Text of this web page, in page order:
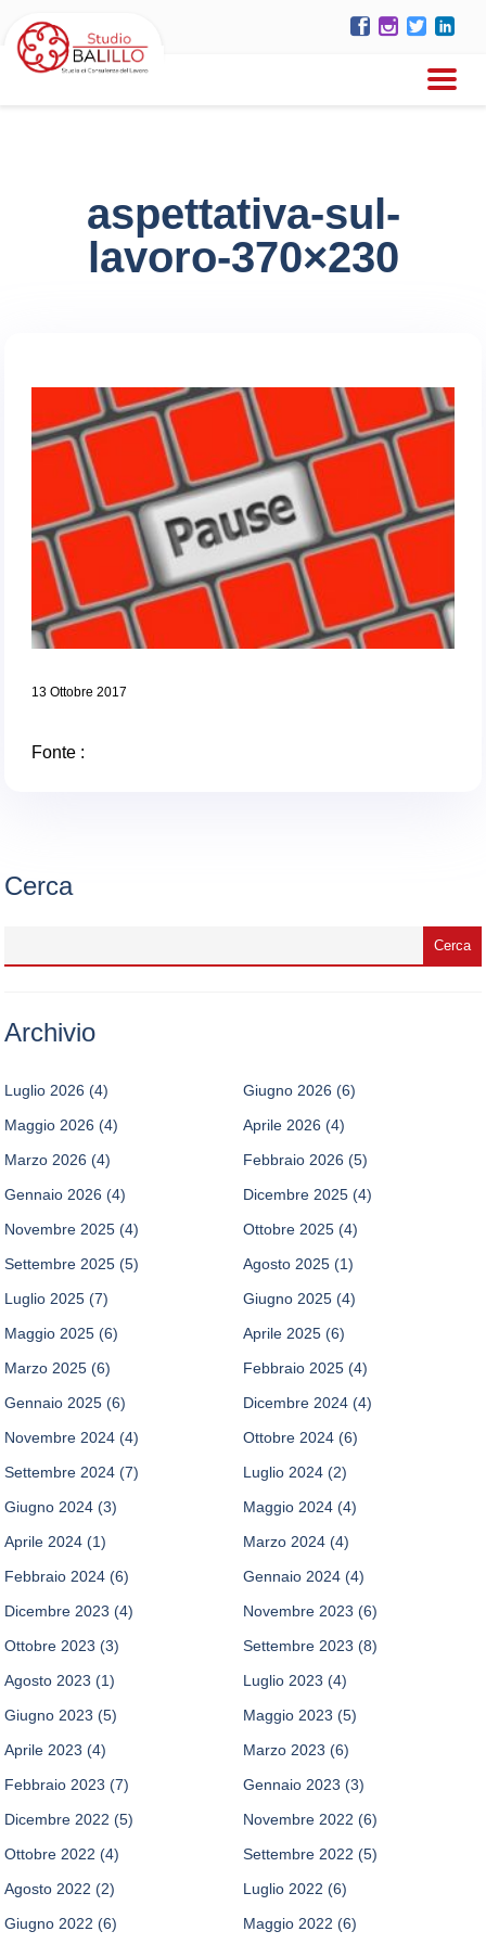
aspettativa-sul-
lavoro-370×230
13 Ottobre 2017
Fonte :
Cerca
Archivio
Luglio 2026 (4) Giugno 2026 (6)
Maggio 2026 (4) Aprile 2026 (4)
Marzo 2026 (4) Febbraio 2026 (5)
Gennaio 2026 (4) Dicembre 2025 (4)
Novembre 2025 (4) Ottobre 2025 (4)
Settembre 2025 (5) Agosto 2025 (1)
Luglio 2025 (7) Giugno 2025 (4)
Maggio 2025 (6) Aprile 2025 (6)
Marzo 2025 (6) Febbraio 2025 (4)
Gennaio 2025 (6) Dicembre 2024 (4)
Novembre 2024 (4) Ottobre 2024 (6)
Settembre 2024 (7) Luglio 2024 (2)
Giugno 2024 (3) Maggio 2024 (4)
Aprile 2024 (1) Marzo 2024 (4)
Febbraio 2024 (6) Gennaio 2024 (4)
Dicembre 2023 (4) Novembre 2023 (6)
Ottobre 2023 (3) Settembre 2023 (8)
Agosto 2023 (1) Luglio 2023 (4)
Giugno 2023 (5) Maggio 2023 (5)
Aprile 2023 (4) Marzo 2023 (6)
Febbraio 2023 (7) Gennaio 2023 (3)
Dicembre 2022 (5) Novembre 2022 (6)
Ottobre 2022 (4) Settembre 2022 (5)
Agosto 2022 (2) Luglio 2022 (6)
Giugno 2022 (6) Maggio 2022 (6)